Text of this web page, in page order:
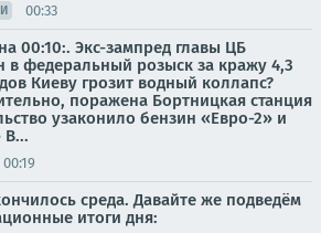
00:33
00:10:. Экс-зампред главы ЦБ
в федеральный розыск за кражу 4,3
Киеву грозит водный коллапс?
поражена Бортницкая станция
узаконило бензин «Евро-2» и
В...
00:19
среда. Давайте же подведём
итоги дня: